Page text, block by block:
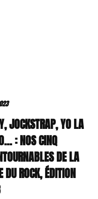
JOCKSTRAP, YO LA
: NOS CINQ
DE LA
DU ROCK, ÉDITION